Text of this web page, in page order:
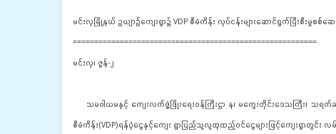
မင်းလှမြို့နယ် ဥယျာဉ်ကျေးရွာ၌ VDP စီမံကိန်း လုပ်ငန်းများဆောင်ရွက်ပြီးစီးမှုစစ်ဆေ
=========================================================
မင်းလှ၊ ဇွန်-၂
သမဝါယမနှင့် ကျေးလက်ဖွံ့ဖြိုးရေးဝန်ကြီးဌာ န၊ မကွေးတိုင်းဒေသကြီး၊ သရက်
စီမံကိန်း(VDP)ရန်ပုံငွေနှင့်ကျေး ရွာပြည်သူလူထုထည့်ဝင်ငွေများဖြင့်ကျေးရွာတွင်း